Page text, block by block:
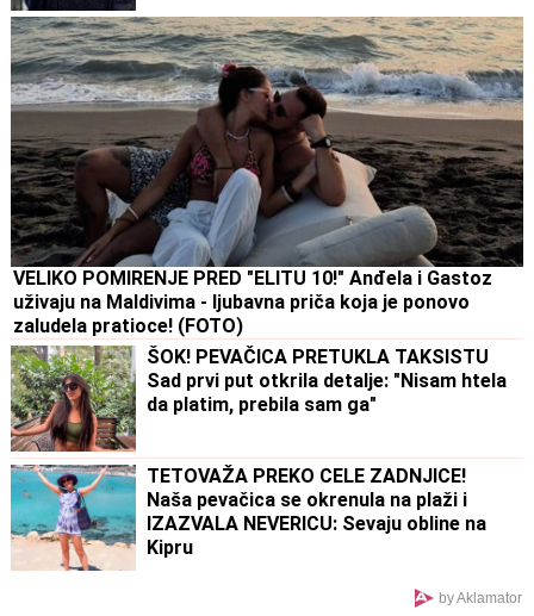
VELIKO POMIRENJE PRED "ELITU 10!" Anđela i Gastoz
uživaju na Maldivima - ljubavna priča koja je ponovo
zaludela pratioce! (FOTO)
ŠOK! PEVAČICA PRETUKLA TAKSISTU
Sad prvi put otkrila detalje: "Nisam htela
da platim, prebila sam ga"
TETOVAŽA PREKO CELE ZADNJICE!
Naša pevačica se okrenula na plaži i
IZAZVALA NEVERICU: Sevaju obline na
Kipru
by Aklamator